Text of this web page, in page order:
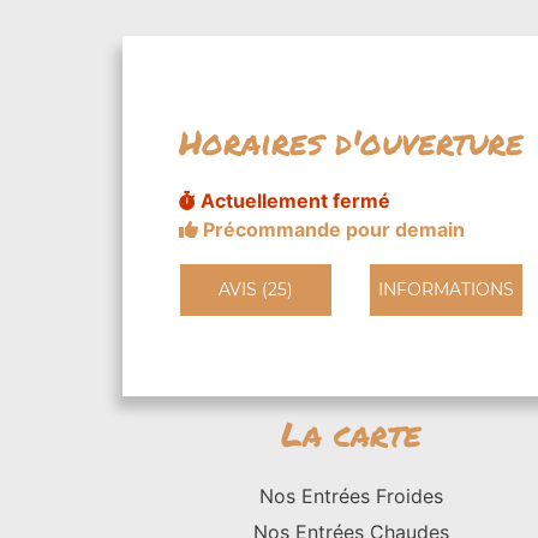
Horaires d'ouverture
Actuellement fermé
Précommande pour demain
AVIS (25) INFORMATIONS
La carte
Nos Entrées Froides
Nos Entrées Chaudes